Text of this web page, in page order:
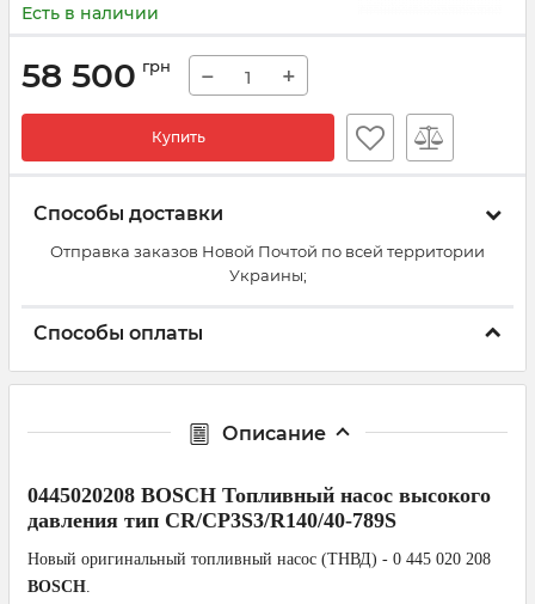
Есть в наличии
58 500 грн − +
Купить
Способы доставки
Отправка заказов Новой Почтой по всей территории
Украины;
Способы оплаты
Описание
0445020208 BOSCH Топливный насос высокого
давления тип CR/CP3S3/R140/40-789S
Новый оригинальный топливный насос (ТНВД) - 0 445 020 208
BOSCH.